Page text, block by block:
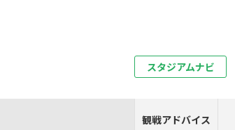
スタジアムナビ
観戦アドバイス